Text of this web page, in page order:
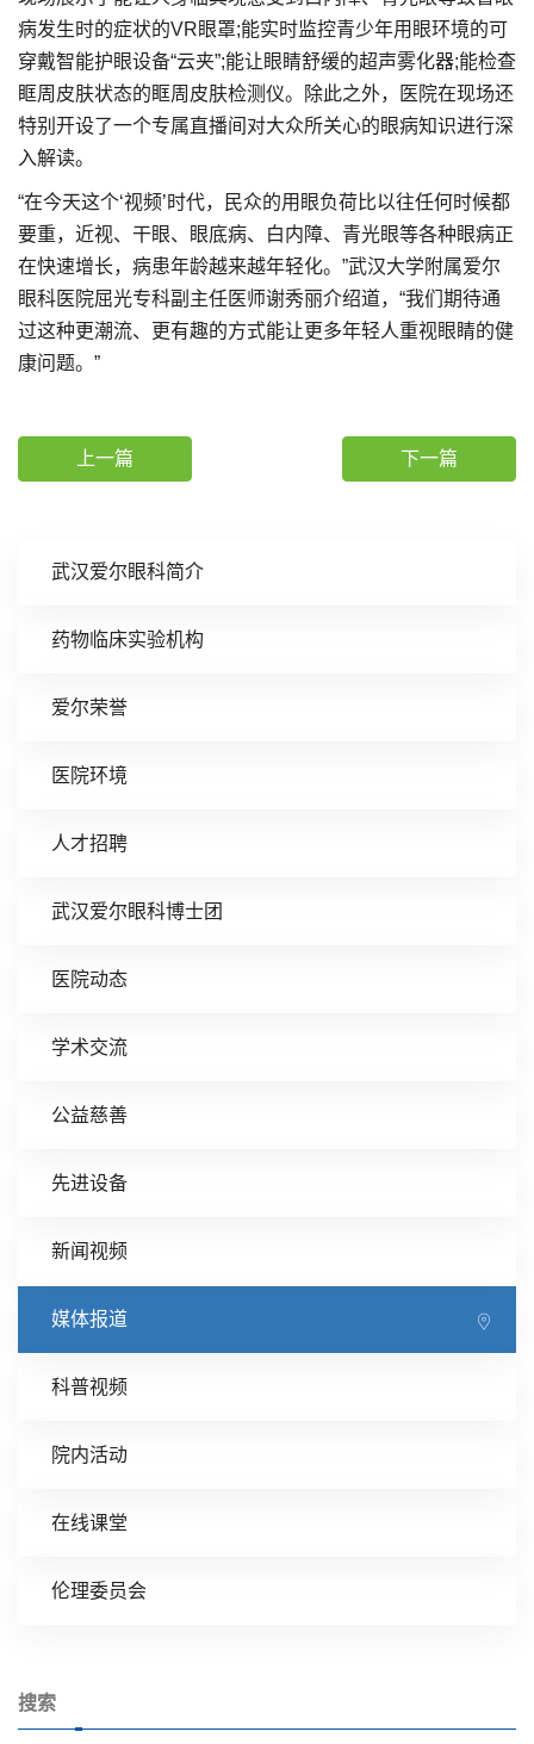
武汉爱尔眼科简介
药物临床实验机构
爱尔荣誉
医院环境
人才招聘
武汉爱尔眼科博士团
医院动态
学术交流
公益慈善
先进设备
新闻视频
媒体报道
科普视频
院内活动
在线课堂
伦理委员会
搜索
病发生时的症状的VR眼罩;能实时监控青少年用眼环境的可
穿戴智能护眼设备“云夹”;能让眼睛舒缓的超声雾化器;能检查
眶周皮肤状态的眶周皮肤检测仪。除此之外，医院在现场还
特别开设了一个专属直播间对大众所关心的眼病知识进行深
入解读。
“在今天这个‘视频’时代，民众的用眼负荷比以往任何时候都
要重，近视、干眼、眼底病、白内障、青光眼等各种眼病正
在快速增长，病患年龄越来越年轻化。”武汉大学附属爱尔
眼科医院屈光专科副主任医师谢秀丽介绍道，“我们期待通
过这种更潮流、更有趣的方式能让更多年轻人重视眼睛的健
康问题。”
上一篇 下一篇